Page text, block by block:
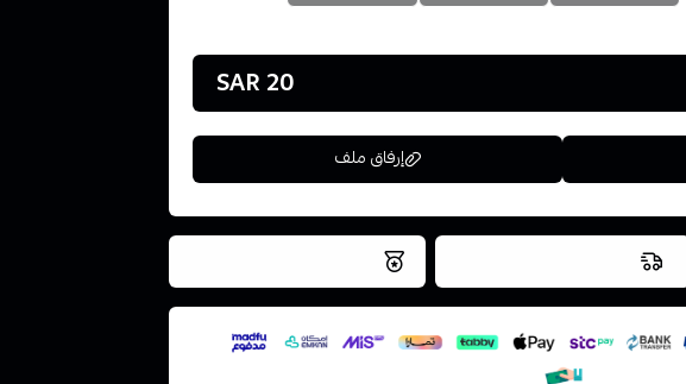
20 SAR
إرفاق ملف
اسحب و افلت الملف هنا
استعراض
نتميز بلجودة والتخزين الامن